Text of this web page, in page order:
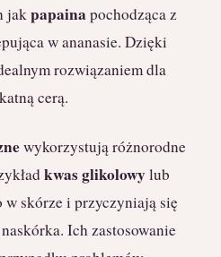
jakpapaina pochodząca z
w ananasie. Dzięki
rozwiązaniem dla
cerą.
wykorzystują różnorodne
kwas glikolowylub
w skórze i przyczyniają się
Ich zastosowanie